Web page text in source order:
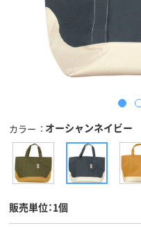
カラー オーシャンネイビー
販売単位：1個